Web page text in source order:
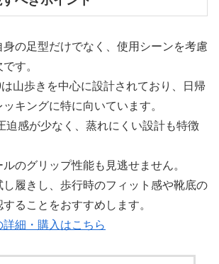
の足型だけでなく、使用シーンを考慮
す。
山歩きを中心に設計されており、日帰
キングに特に向いています。
迫感が少なく、蒸れにくい設計も特徴
のグリップ性能も見逃せません。
し履きし、歩行時のフィット感や靴底の
ることをおすすめします。
細・購入はこちら